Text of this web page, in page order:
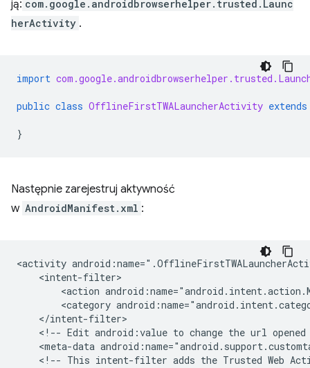
ją: com.google.androidbrowserhelper.trusted.Launc
herActivity .
import
public class OfflineFirstTWALauncherActivity extends
}
Następnie zarejestruj aktywność
w AndroidManifest.xml :
<activity
<action
<category
<!-- Edit android:value to change the url opened
<meta-data
<!-- This intent-filter adds the Trusted Web